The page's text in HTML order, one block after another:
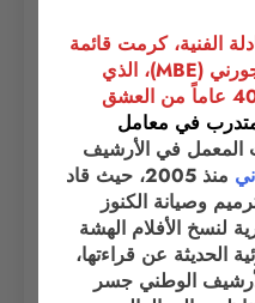
الفنية، كرمت قائمة
تكريمات العام الجديد ديفيد جورني (MBE)، الذي
تقاعد في صيف 2025 بعد 40 عاماً من العشق
في معامل
المعمل في الأرشيف
منذ 2005، حيث قاد
وصيانة الكنوز
لنسخ الأفلام الهشة
الحديثة عن قراءتها،
الوطني جسر